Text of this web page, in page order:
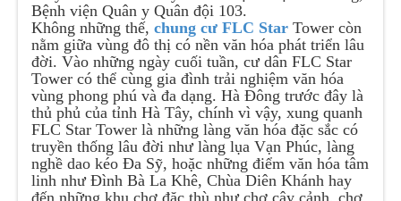
Bệnh viện Quân y Quân đội 103.
Không những thế,chung cư FLC Star Tower còn
nằm giữa vùng đô thị có nền văn hóa phát triển lâu
đời. Vào những ngày cuối tuần, cư dân FLC Star
Tower có thể cùng gia đình trải nghiệm văn hóa
vùng phong phú và đa dạng. Hà Đông trước đây là
thủ phủ của tỉnh Hà Tây, chính vì vậy, xung quanh
FLC Star Tower là những làng văn hóa đặc sắc có
truyền thống lâu đời như làng lụa Vạn Phúc, làng
nghề dao kéo Đa Sỹ, hoặc những điểm văn hóa tâm
linh như Đình Bà La Khê, Chùa Diên Khánh hay
đến những khu chợ đặc thù như chợ cây cảnh, chợ